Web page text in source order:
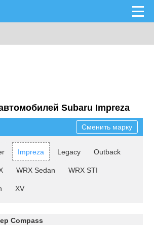
Subaru Impreza
Сменить марку
Impreza Legacy Outback
WRX Sedan WRX STI
XV
Compass